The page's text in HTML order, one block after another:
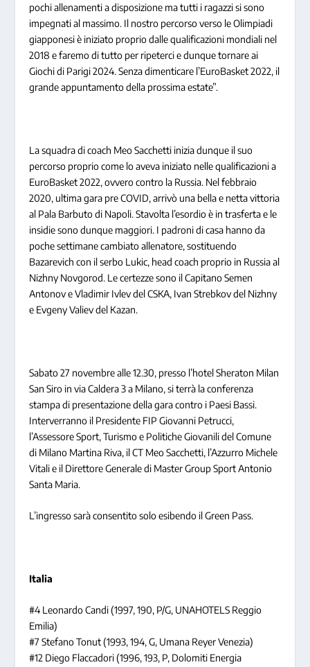
pochi allenamenti a disposizione ma tutti i ragazzi si sono
impegnati al massimo. Il nostro percorso verso le Olimpiadi
giapponesi è iniziato proprio dalle qualificazioni mondiali nel
2018 e faremo di tutto per ripeterci e dunque tornare ai
Giochi di Parigi 2024. Senza dimenticare l’EuroBasket 2022, il
grande appuntamento della prossima estate”.
La squadra di coach Meo Sacchetti inizia dunque il suo
percorso proprio come lo aveva iniziato nelle qualificazioni a
EuroBasket 2022, ovvero contro la Russia. Nel febbraio
2020, ultima gara pre COVID, arrivò una bella e netta vittoria
al Pala Barbuto di Napoli. Stavolta l’esordio è in trasferta e le
insidie sono dunque maggiori. I padroni di casa hanno da
poche settimane cambiato allenatore, sostituendo
Bazarevich con il serbo Lukic, head coach proprio in Russia al
Nizhny Novgorod. Le certezze sono il Capitano Semen
Antonov e Vladimir Ivlev del CSKA, Ivan Strebkov del Nizhny
e Evgeny Valiev del Kazan.
Sabato 27 novembre alle 12.30, presso l’hotel Sheraton Milan
San Siro in via Caldera 3 a Milano, si terrà la conferenza
stampa di presentazione della gara contro i Paesi Bassi.
Interverranno il Presidente FIP Giovanni Petrucci,
l’Assessore Sport, Turismo e Politiche Giovanili del Comune
di Milano Martina Riva, il CT Meo Sacchetti, l’Azzurro Michele
Vitali e il Direttore Generale di Master Group Sport Antonio
Santa Maria.
L’ingresso sarà consentito solo esibendo il Green Pass.
Italia
#4 Leonardo Candi (1997, 190, P/G, UNAHOTELS Reggio
Emilia)
#7 Stefano Tonut (1993, 194, G, Umana Reyer Venezia)
#12 Diego Flaccadori (1996, 193, P, Dolomiti Energia